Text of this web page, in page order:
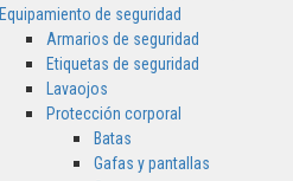
Equipamiento de seguridad
Armarios de seguridad
Etiquetas de seguridad
Lavaojos
Protección corporal
Batas
Gafas y pantallas